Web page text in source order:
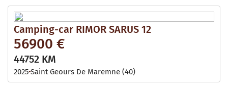
Camping-car RIMOR SARUS 12
56900 €
44752 KM
2025 Saint Geours De Maremne (40)